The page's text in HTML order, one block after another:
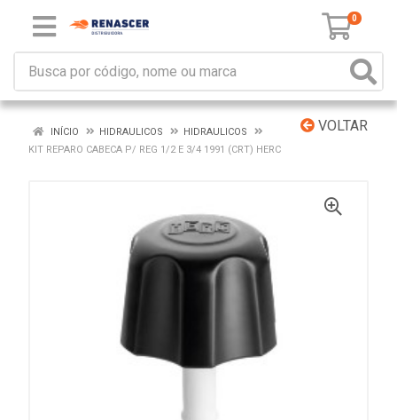
0
VOLTAR
INÍCIO HIDRAULICOS
HIDRAULICOS
KIT REPARO CABECA P/ REG 1/2 E 3/4 1991 (CRT) HERC